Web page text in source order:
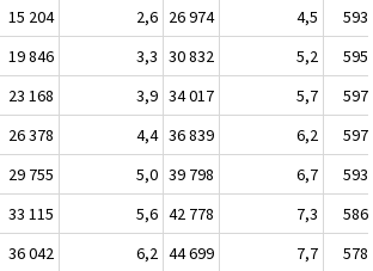
15 204 2,6 26 974 4,5
593
19 846 3,3 30 832 5,2
595
23 168 3,9 34 017 5,7
597
26 378 4,4 36 839 6,2
597
29 755 5,0 39 798 6,7
593
33 115 5,6 42 778 7,3
586
36 042 6,2 44 699 7,7
578